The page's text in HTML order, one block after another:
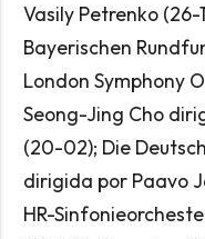
Vasily Petrenko
Bayerischen
London Symphony
Seong-Jing Cho
(20-02); Die
dirigida por Paavo
HR-